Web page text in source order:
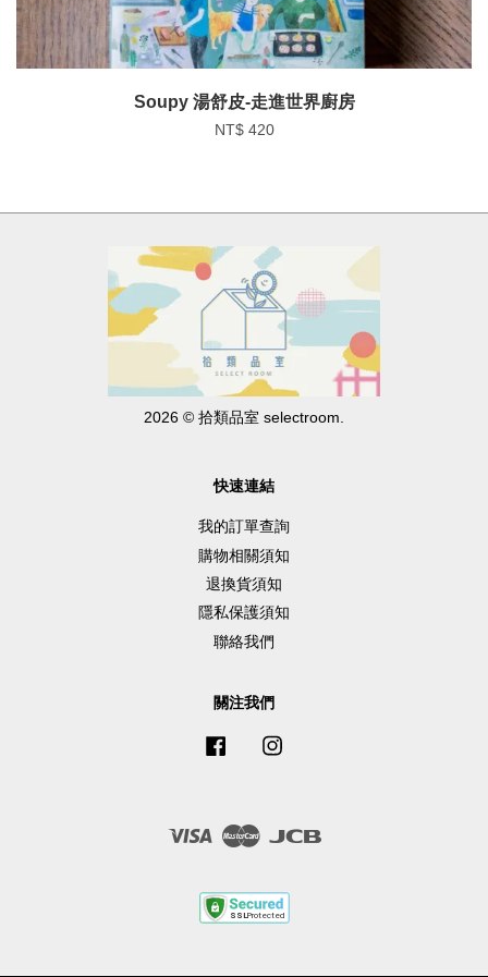
Soupy 湯舒皮-走進世界廚房
NT$ 420
2026 © 拾類品室 selectroom.
快速連結
我的訂單查詢
購物相關須知
退換貨須知
隱私保護須知
聯絡我們
關注我們
Facebook
Visa Master